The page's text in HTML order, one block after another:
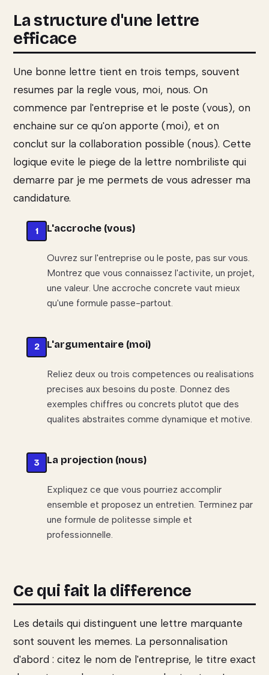
La structure d'une lettre
efficace
Une bonne lettre tient en trois temps, souvent
resumes par la regle vous, moi, nous. On
commence par l'entreprise et le poste (vous), on
enchaine sur ce qu'on apporte (moi), et on
conclut sur la collaboration possible (nous). Cette
logique evite le piege de la lettre nombriliste qui
demarre par je me permets de vous adresser ma
candidature.
L'accroche (vous)
Ouvrez sur l'entreprise ou le poste, pas sur vous.
Montrez que vous connaissez l'activite, un projet,
une valeur. Une accroche concrete vaut mieux
qu'une formule passe-partout.
L'argumentaire (moi)
Reliez deux ou trois competences ou realisations
precises aux besoins du poste. Donnez des
exemples chiffres ou concrets plutot que des
qualites abstraites comme dynamique et motive.
La projection (nous)
Expliquez ce que vous pourriez accomplir
ensemble et proposez un entretien. Terminez par
une formule de politesse simple et
professionnelle.
Ce qui fait la difference
Les details qui distinguent une lettre marquante
sont souvent les memes. La personnalisation
d'abord : citez le nom de l'entreprise, le titre exact